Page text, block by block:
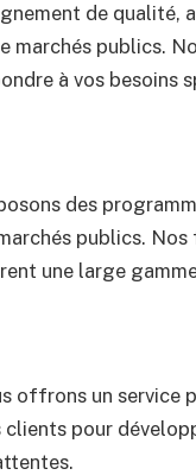
de qualité,
marchés publics.
à vos besoins
des
publics.
une large
offrons un service
pour